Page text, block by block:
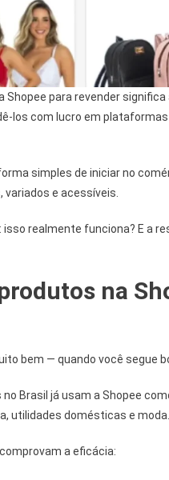
Shopee para revender
los com lucro em
simples de iniciar no
e acessíveis.
isso realmente funciona? E a
na
bem — quando você segue
no Brasil já usam a Shopee
utilidades domésticas e moda.
a eficácia: